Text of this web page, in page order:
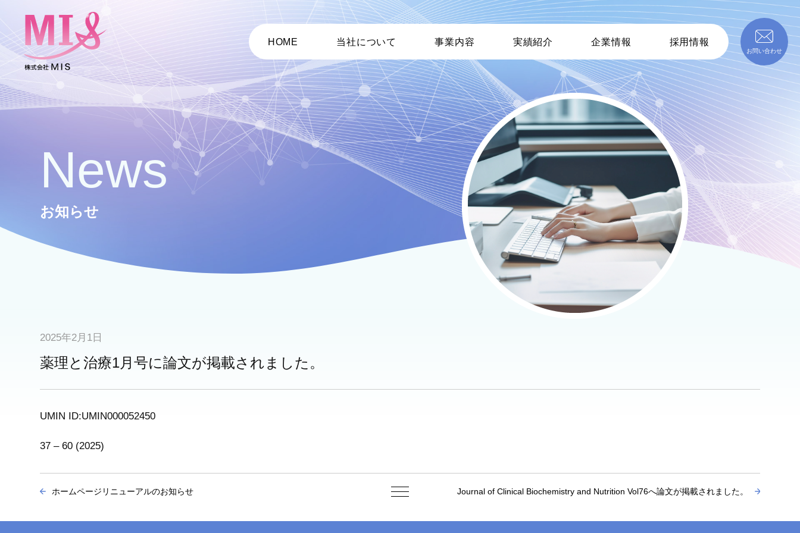
HOME 当社について 事業内容 実績紹介 企業情報 採用情報
お問い合わせ
News
お知らせ
2025年2月1日
薬理と治療1月号に論文が掲載されました。
UMIN ID:UMIN000052450
37 – 60 (2025)
ホームページリニューアルのお知らせ Journal of Clinical Biochemistry and Nutrition Vol76へ論文が掲載されました。